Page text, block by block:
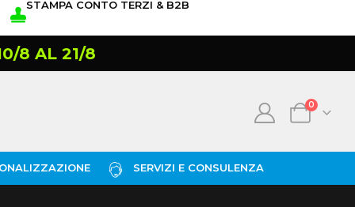
STAMPA CONTO TERZI & B2B
8 AL 21/8
0
SERVIZI E CONSULENZA